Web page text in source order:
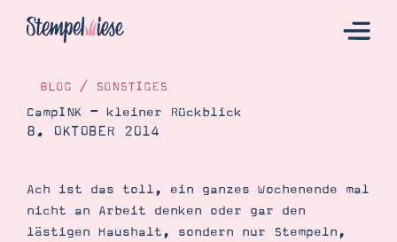
Katalog
Bestellen
Kontakt
BLOG / SONSTIGES
CampINK – kleiner Rückblick
8. OKTOBER 2014
Ach ist das toll, ein ganzes Wochenende mal
nicht an Arbeit denken oder gar den
lästigen Haushalt, sondern nur Stempeln,